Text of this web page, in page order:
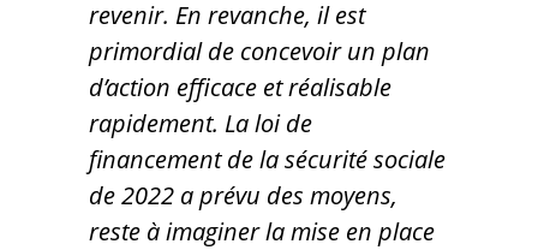
revenir. En revanche, il est
primordial de concevoir un plan
d’action efficace et réalisable
rapidement. La loi de
financement de la sécurité sociale
de 2022 a prévu des moyens,
reste à imaginer la mise en place